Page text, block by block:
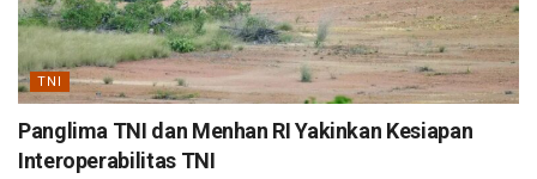
TNI
Panglima TNI dan Menhan RI Yakinkan Kesiapan
Interoperabilitas TNI